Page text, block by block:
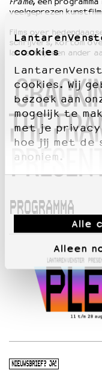
cookies
cookies. Wij
bezoek aan
mogelijk te
met je privacy
hoe jij met de
anoniem.
Alle
Alleen
OVER LANTARENVENSTER
Wat we doen
Werken bij
Wie is wie
Word vriend
Historie
Partners
Huisregels
Privacyverklaring
Integriteits- en
Duurzaamheid
Ruimte voor artistieke
veelgeprezen
Films over
schrijvers, kortom
landschap een ander
PROGRAMMA
NIEUWSBRIEF? JA!